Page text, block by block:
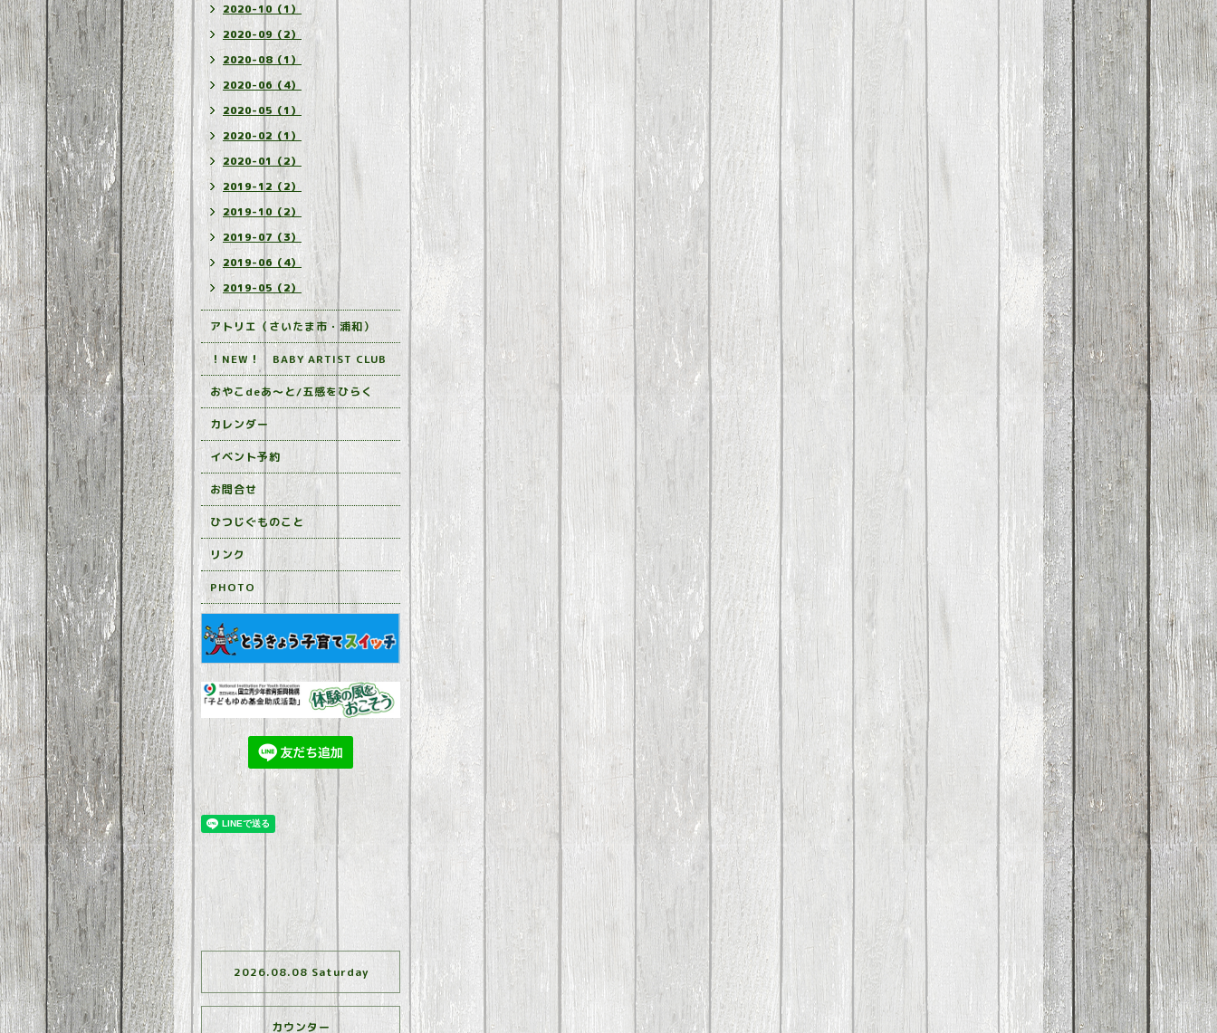
2020-10（1）
2020-09（2）
2020-08（1）
2020-06（4）
2020-05（1）
2020-02（1）
2020-01（2）
2019-12（2）
2019-10（2）
2019-07（3）
2019-06（4）
2019-05（2）
アトリエ（さいたま市・浦和）
！NEW！ BABY ARTIST CLUB
おやこdeあ～と/五感をひらく
カレンダー
イベント予約
お問合せ
ひつじぐものこと
リンク
PHOTO
2026.08.08 Saturday
カウンター